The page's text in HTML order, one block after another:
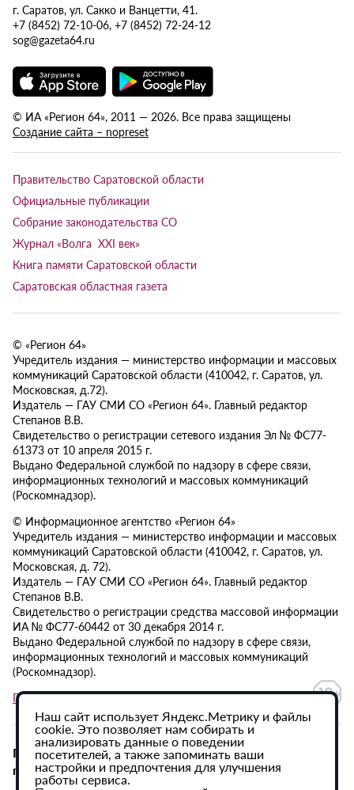
г. Саратов, ул. Сакко и Ванцетти, 41.
+7 (8452) 72-10-06, +7 (8452) 72-24-12
sog@gazeta64.ru
© ИА «Регион 64», 2011 — 2026. Все права защищены
Создание сайта – nopreset
Правительство Саратовской области
Официальные публикации
Собрание законодательства СО
Журнал «Волга XXI век»
Книга памяти Саратовской области
Саратовская областная газета
© «Регион 64»
Учредитель издания — министерство информации и массовых
коммуникаций Саратовской области (410042, г. Саратов, ул.
Московская, д.72).
Издатель — ГАУ СМИ СО «Регион 64». Главный редактор
Степанов В.В.
Свидетельство о регистрации сетевого издания Эл № ФС77-
61373 от 10 апреля 2015 г.
Выдано Федеральной службой по надзору в сфере связи,
информационных технологий и массовых коммуникаций
(Роскомнадзор).
© Информационное агентство «Регион 64»
Учредитель издания — министерство информации и массовых
коммуникаций Саратовской области (410042, г. Саратов, ул.
Московская, д. 72).
Издатель — ГАУ СМИ СО «Регион 64». Главный редактор
Степанов В.В.
Свидетельство о регистрации средства массовой информации
ИА № ФС77-60442 от 30 декабря 2014 г.
Выдано Федеральной службой по надзору в сфере связи,
информационных технологий и массовых коммуникаций
(Роскомнадзор).
Политика в отношении обработки персональных данных
При использовании материалов сайта активная
гиперссылка на ИА «Регион 64» обязательна.
Наш сайт использует Яндекс.Метрику и файлы
cookie. Это позволяет нам собирать и
анализировать данные о поведении
посетителей, а также запоминать ваши
настройки и предпочтения для улучшения
работы сервиса.